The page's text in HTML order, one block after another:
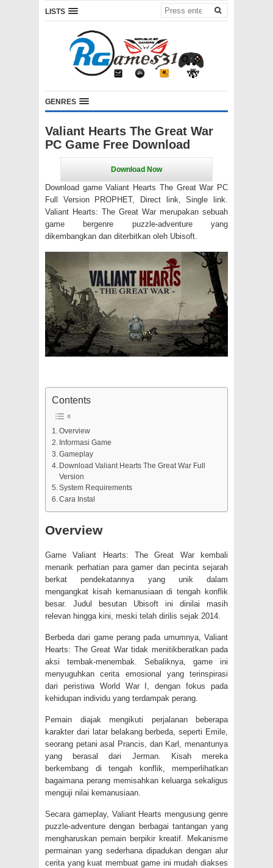
LISTS
GENRES
Valiant Hearts The Great War
PC Game Free Download
Download game Valiant Hearts The Great War PC
Full Version PROPHET, Direct link, Single link.
Valiant Hearts: The Great War merupakan sebuah
game bergenre puzzle-adventure yang
dikembangkan dan diterbitkan oleh Ubisoft.
Contents
Overview
Informasi Game
Gameplay
Download Valiant Hearts The Great War Full
Version
System Requirements
Cara Instal
Overview
Game Valiant Hearts: The Great War kembali
menarik perhatian para gamer dan pecinta sejarah
berkat pendekatannya yang unik dalam
mengangkat kisah kemanusiaan di tengah konflik
besar. Judul besutan Ubisoft ini dinilai masih
relevan hingga kini, meski telah dirilis sejak 2014.
Berbeda dari game perang pada umumnya, Valiant
Hearts: The Great War tidak menitikberatkan pada
aksi tembak-menembak. Sebaliknya, game ini
menyuguhkan cerita emosional yang terinspirasi
dari peristiwa World War I, dengan fokus pada
kehidupan individu yang terdampak perang.
Pemain diajak mengikuti perjalanan beberapa
karakter dari latar belakang berbeda, seperti Emile,
seorang petani asal Prancis, dan Karl, menantunya
yang berasal dari Jerman. Kisah mereka
berkembang di tengah konflik, memperlihatkan
bagaimana perang memisahkan keluarga sekaligus
menguji nilai kemanusiaan.
Secara gameplay, Valiant Hearts mengusung genre
puzzle-adventure dengan berbagai tantangan yang
mengharuskan pemain berpikir kreatif. Mekanisme
permainan yang sederhana dipadukan dengan alur
cerita yang kuat membuat game ini mudah diakses